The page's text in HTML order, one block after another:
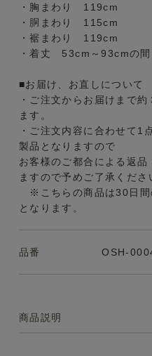
・胸まわり 119cm
・胴まわり 115cm
・裾まわり 119cm
・着丈 53cm～93cmの間
■お届け、お直しについて
・ご注文からお届けまで
ます。
・ご注文内容に合わせて1
製品となりますので
お客様のご都合による返
ますので予めご了承くださ
※こちらの商品は30日間
となります。
品番 OSH-
商品説明